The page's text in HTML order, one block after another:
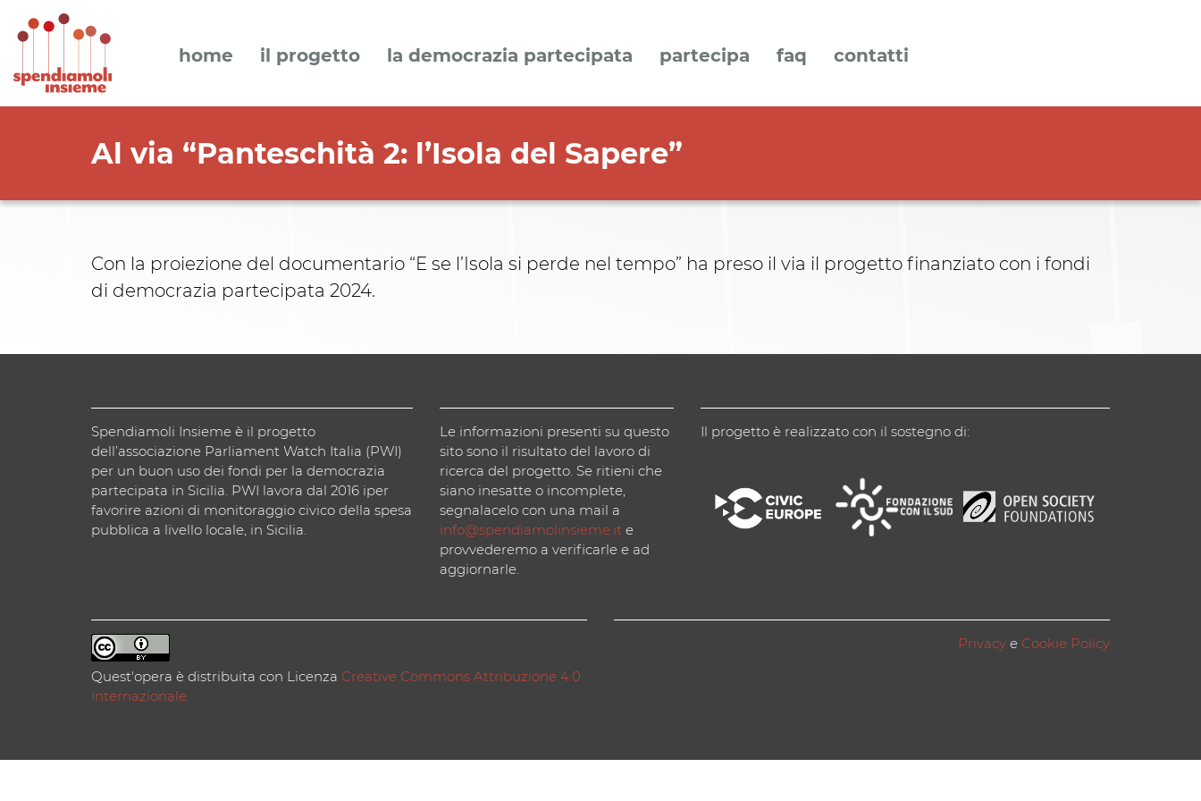
home il progetto la democrazia partecipata partecipa faq contatti
Al via “Panteschità 2: l’Isola del Sapere”
Con la proiezione del documentario “E se l’Isola si perde nel tempo” ha preso il via il progetto finanziato con i fondi
di democrazia partecipata 2024.
Spendiamoli Insieme è il progetto
dell’associazione Parliament Watch Italia (PWI)
per un buon uso dei fondi per la democrazia
partecipata in Sicilia. PWI lavora dal 2016 iper
favorire azioni di monitoraggio civico della spesa
pubblica a livello locale, in Sicilia.
Le informazioni presenti su questo
sito sono il risultato del lavoro di
ricerca del progetto. Se ritieni che
siano inesatte o incomplete,
segnalacelo con una mail a
info@spendiamolinsieme.ite
provvederemo a verificarle e ad
aggiornarle.
Il progetto è realizzato con il sostegno di:
Quest'opera è distribuita con Licenza Creative Commons Attribuzione 4.0
Internazionale
Privacy e Cookie Policy